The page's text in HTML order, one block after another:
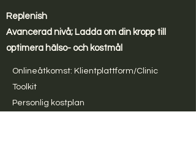
Replenish
Avancerad nivå; Ladda om din kropp till
optimera hälso- och kostmål
Onlineåtkomst: Klientplattform/Clinic
Toolkit
Personlig kostplan